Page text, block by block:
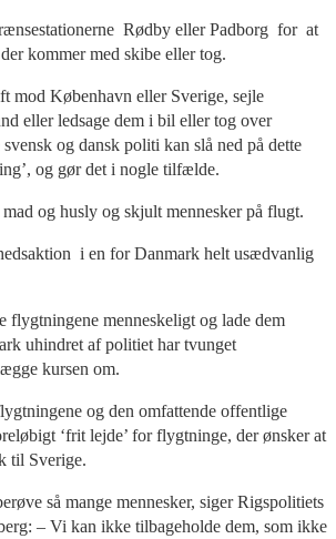
Rødby eller Padborg for at
kommer med skibe eller tog.
mod København eller Sverige, sejle
eller ledsage dem i bil eller tog over
og dansk politi kan slå ned på dette
og gør det i nogle tilfælde.
og husly og skjult mennesker på flugt.
i en for Danmark helt usædvanlig
flygtningene menneskeligt og lade dem
uhindret af politiet har tvunget
kursen om.
og den omfattende offentlige
‘frit lejde’ for flygtninge, der ønsker at
til Sverige.
så mange mennesker, siger Rigspolitiets
– Vi kan ikke tilbageholde dem, som ikke